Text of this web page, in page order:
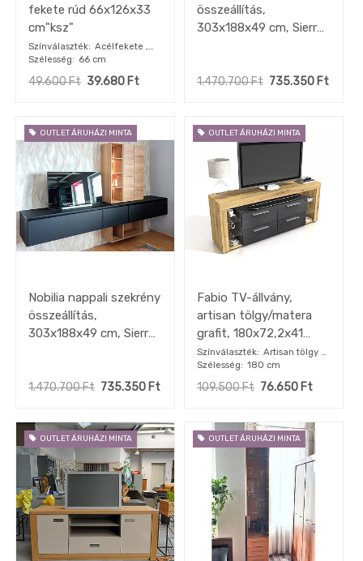
fekete rúd 66x126x33
cm"ksz"
Színválaszték
Acélfekete ,
Csomós tölgy
Szélesség 66 cm
49.600Ft 39.680 Ft
összeállítás,
303x188x49 cm, Sierra
1.470.700Ft 735.350Ft
OUTLET ÁRUHÁZI MINTA
Nobilia nappali szekrény
összeállítás,
303x188x49 cm, Sierra
1.470.700Ft 735.350 Ft
OUTLET ÁRUHÁZI MINTA
Fabio TV-állvány,
artisan tölgy/matera
grafit, 180x72,2x41
cm"k"
Színválaszték
Artisan tölgy /
Matera grafit
Szélesség 180 cm
109.500Ft 76.650Ft
OUTLET ÁRUHÁZI MINTA OUTLET ÁRUHÁZI MINTA